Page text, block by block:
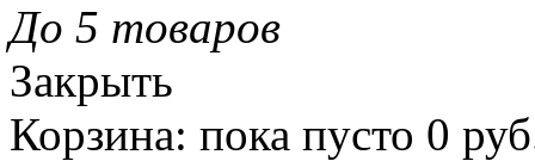
До 5 товаров
Закрыть
Корзина: пока пусто 0